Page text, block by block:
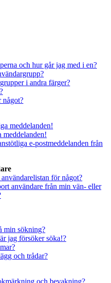
och hur går jag med i en?
i andra färger?
något?
meddelanden!
meddelanden!
e-postmeddelanden från
för något?
användare från min vän- eller
min sökning?
jag försöker söka!?
och trådar?
och bevakning?